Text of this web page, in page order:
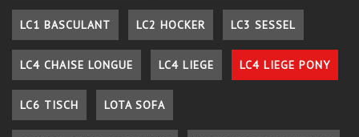
LC1 BASCULANT LC2 HOCKER LC3 SESSEL
LC4 CHAISE LONGUE LC4 LIEGE LC4 LIEGE PONY
LC6 TISCH LOTA SOFA